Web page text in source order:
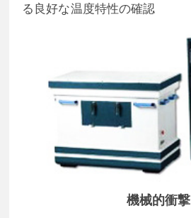
る良好な温度特性の確認
機械的衝撃